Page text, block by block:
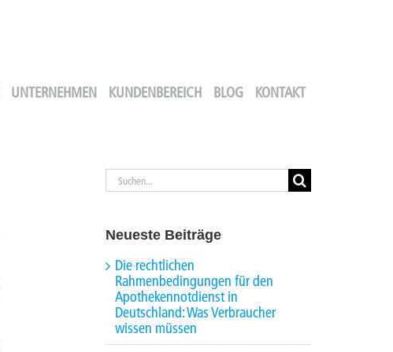
UNTERNEHMEN KUNDENBEREICH BLOG KONTAKT
Suche
nach:
Neueste Beiträge
Die rechtlichen
Rahmenbedingungen für den
Apothekennotdienst in
Deutschland: Was Verbraucher
wissen müssen